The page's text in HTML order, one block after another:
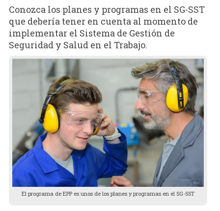
Conozca los planes y programas en el SG-SST
que debería tener en cuenta al momento de
implementar el Sistema de Gestión de
Seguridad y Salud en el Trabajo.
El programa de EPP es unos de los planes y programas en el SG-SST